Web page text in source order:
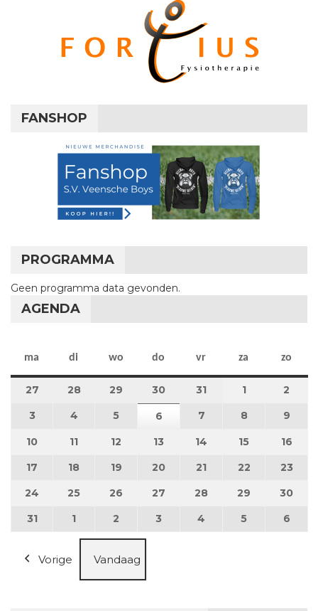
FANSHOP
PROGRAMMA
Geen programma data gevonden.
AGENDA
ma maandag
di dinsdag
wo woensdag
do donderdag
vr vrijdag
za zaterdag
zo
27 27 juli 2026
28 28 juli 2026
29 29 juli 2026
30 30 juli 2026
31 31 juli 2026
11 augustus
2
3 3 augustus 2026
4 4 augustus 2026
5 5 augustus 2026
6 6 augustus 2026
7 7 augustus 2026
8 8 augustus
9
10 10 augustus 2026
11 11 augustus 2026
12 12 augustus 2026
13 13 augustus 2026
14 14 augustus 2026
15 15 16
17 17 augustus 2026
18 18 augustus 2026
19 19 augustus 2026
20 20 augustus 2026
21 21 augustus 2026
22 22 23
24 24 augustus 2026
25 25 augustus 2026
26 26 augustus 2026
27 27 augustus 2026
28 28 augustus 2026
29 29 30
3131 augustus 2026
1 1 september 2026
2 2 september 2026
3 3 september 2026
4 4 september 2026
5 5 6
Vorige Vandaag